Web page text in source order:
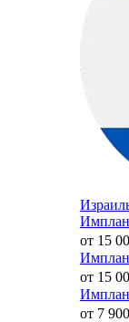
от 15
от 15
от 7 900